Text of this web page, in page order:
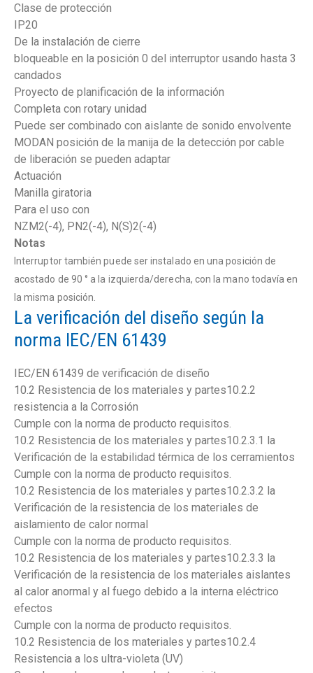
Clase de protección
IP20
De la instalación de cierre
bloqueable en la posición 0 del interruptor usando hasta 3
candados
Proyecto de planificación de la información
Completa con rotary unidad
Puede ser combinado con aislante de sonido envolvente
MODAN posición de la manija de la detección por cable
de liberación se pueden adaptar
Actuación
Manilla giratoria
Para el uso con
NZM2(-4), PN2(-4), N(S)2(-4)
Notas
Interruptor también puede ser instalado en una posición de
acostado de 90 ° a la izquierda/derecha, con la mano todavía en
la misma posición.
La verificación del diseño según la
norma IEC/EN 61439
IEC/EN 61439 de verificación de diseño
10.2 Resistencia de los materiales y partes10.2.2
resistencia a la Corrosión
Cumple con la norma de producto requisitos.
10.2 Resistencia de los materiales y partes10.2.3.1 la
Verificación de la estabilidad térmica de los cerramientos
Cumple con la norma de producto requisitos.
10.2 Resistencia de los materiales y partes10.2.3.2 la
Verificación de la resistencia de los materiales de
aislamiento de calor normal
Cumple con la norma de producto requisitos.
10.2 Resistencia de los materiales y partes10.2.3.3 la
Verificación de la resistencia de los materiales aislantes
al calor anormal y al fuego debido a la interna eléctrico
efectos
Cumple con la norma de producto requisitos.
10.2 Resistencia de los materiales y partes10.2.4
Resistencia a los ultra-violeta (UV)